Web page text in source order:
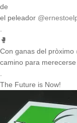
de
el peleador
🥊
Con ganas del pròximo
camino para
The Future is Now!